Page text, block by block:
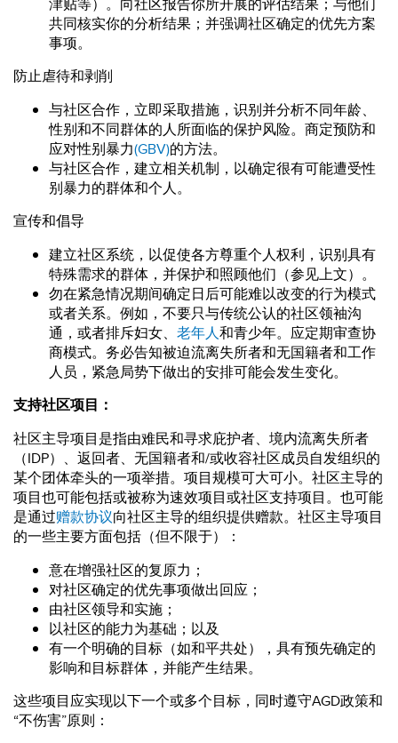
共同核实你的分析结果；并强调社区确定的优先方案
事项。
防止虐待和剥削
与社区合作，立即采取措施，识别并分析不同年龄、
性别和不同群体的人所面临的保护风险。商定预防和
应对性别暴力(GBV)的方法。
与社区合作，建立相关机制，以确定很有可能遭受性
别暴力的群体和个人。
宣传和倡导
建立社区系统，以促使各方尊重个人权利，识别具有
特殊需求的群体，并保护和照顾他们（参见上文）。
勿在紧急情况期间确定日后可能难以改变的行为模式
或者关系。例如，不要只与传统公认的社区领袖沟
通，或者排斥妇女、 老年人和青少年。应定期审查协
商模式。务必告知被迫流离失所者和无国籍者和工作
人员，紧急局势下做出的安排可能会发生变化。
支持社区项目：
社区主导项目是指由难民和寻求庇护者、境内流离失所者
（IDP）、返回者、无国籍者和/或收容社区成员自发组织的
某个团体牵头的一项举措。项目规模可大可小。社区主导的
项目也可能包括或被称为速效项目或社区支持项目。也可能
是通过赠款协议向社区主导的组织提供赠款。社区主导项目
的一些主要方面包括（但不限于）：
意在增强社区的复原力；
对社区确定的优先事项做出回应；
由社区领导和实施；
以社区的能力为基础；以及
有一个明确的目标（如和平共处），具有预先确定的
影响和目标群体，并能产生结果。
这些项目应实现以下一个或多个目标，同时遵守AGD政策和
“不伤害”原则：